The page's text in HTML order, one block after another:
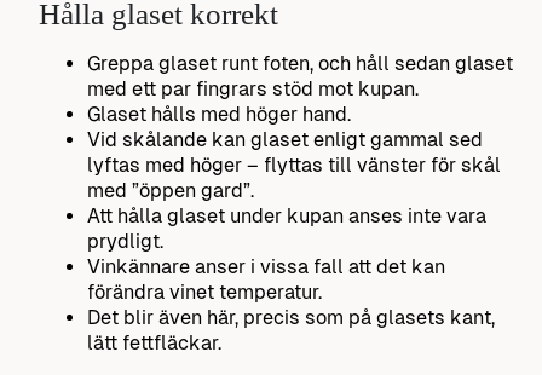
Hålla glaset korrekt
Greppa glaset runt foten, och håll sedan glaset
med ett par fingrars stöd mot kupan.
Glaset hålls med höger hand.
Vid skålande kan glaset enligt gammal sed
lyftas med höger – flyttas till vänster för skål
med ”öppen gard”.
Att hålla glaset under kupan anses inte vara
prydligt.
Vinkännare anser i vissa fall att det kan
förändra vinet temperatur.
Det blir även här, precis som på glasets kant,
lätt fettfläckar.